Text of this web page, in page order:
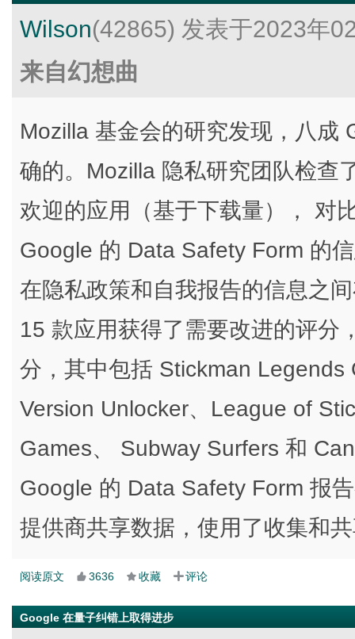
Wilson(42865) 发表于2023年
来自幻想曲
Mozilla 基金会的研究发现，八成
确的。Mozilla 隐私研究团队检查
欢迎的应用（基于下载量）， 对
Google 的 Data Safety Form 的
在隐私政策和自我报告的信息之
15 款应用获得了需要改进的评分
分，其中包括 Stickman
Version Unlocker、League of
Games、 Subway Surfers 和
Google 的 Data Safety Form 报
提供商共享数据，使用了收集和
阅读原文 3636 收藏 评论
Google 在量子纠错上取得进步